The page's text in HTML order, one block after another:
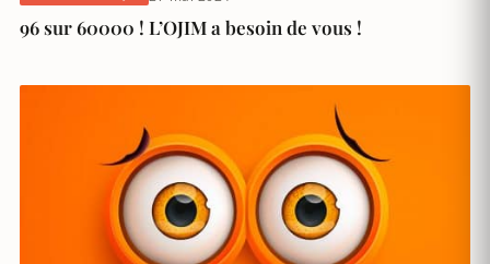
96 sur 60000 ! L’OJIM a besoin de vous !